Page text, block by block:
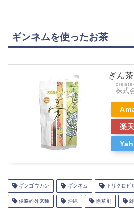
ギンネムを使ったお茶
ぎん
株式
楽
ギンゴウカン ギンネム トリクロピ
侵略的外来種 沖縄 除草剤